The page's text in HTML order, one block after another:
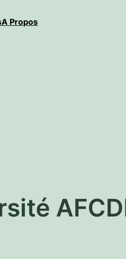
A Propos